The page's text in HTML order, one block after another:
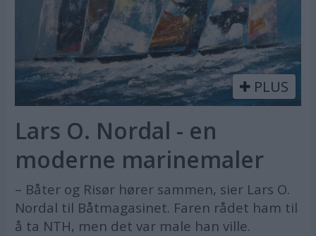
PLUS
Lars O. Nordal - en
moderne marinemaler
– Båter og Risør hører sammen, sier Lars O.
Nordal til Båtmagasinet. Faren rådet ham til
å ta NTH, men det var male han ville.